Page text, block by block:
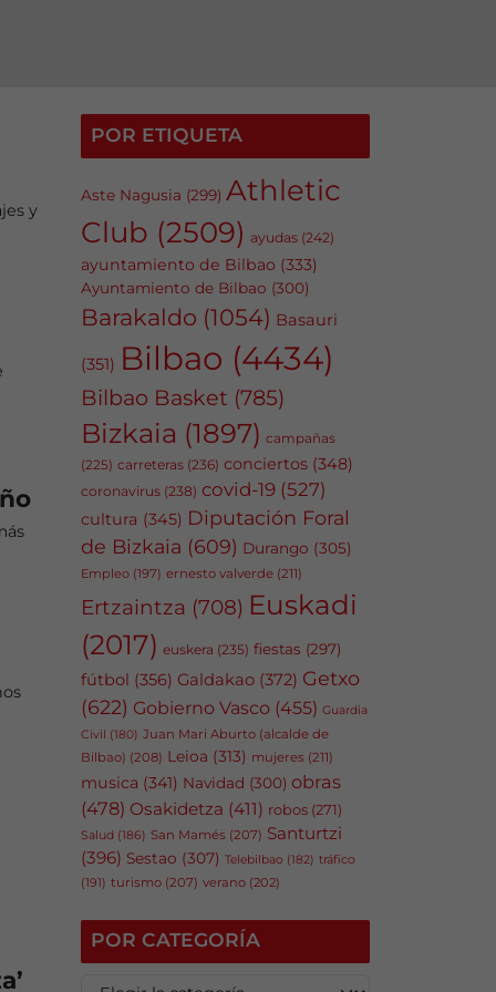
y
POR ETIQUETA
Aste Nagusia (299) Athletic
Club (2509) ayudas (242)
ayuntamiento de Bilbao (333)
Ayuntamiento de Bilbao (300)
Barakaldo (1054) Basauri
(351) Bilbao (4434)
Bilbao Basket (785)
Bizkaia (1897) campañas
(225) carreteras (236) conciertos (348)
coronavirus (238) covid-19 (527)
cultura (345) Diputación Foral
de Bizkaia (609) Durango (305)
Empleo (197) ernesto valverde (211)
Ertzaintza (708) Euskadi
(2017) euskera (235) fiestas (297)
fútbol (356) Galdakao (372) Getxo
(622) Gobierno Vasco (455) Guardia
Civil (180) Juan Mari Aburto (alcalde de
Bilbao) (208) Leioa (313) mujeres (211)
musica (341) Navidad (300) obras
(478) Osakidetza (411) robos (271)
Salud (186) San Mamés (207) Santurtzi
(396) Sestao (307) Telebilbao (182) tráfico
(191) turismo (207) verano (202)
POR CATEGORÍA